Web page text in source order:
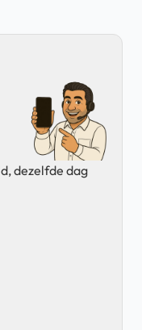
dezelfde dag